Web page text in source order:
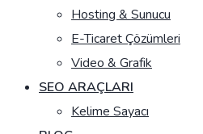
Hosting & Sunucu
E-Ticaret Çözümleri
Video & Grafik
SEO ARAÇLARI
Kelime Sayacı